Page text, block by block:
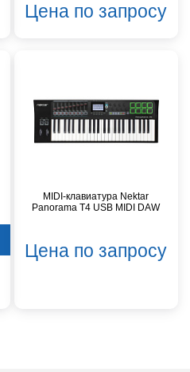
Цена по запросу
MIDI-клавиатура Nektar
Panorama T4 USB MIDI DAW
Цена по запросу